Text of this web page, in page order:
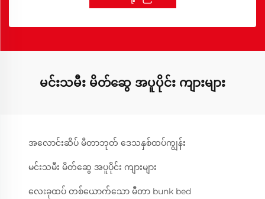
မင်းသမီး မိတ်ဆွေ အပူပိုင်း ကျားများ
အလောင်းဆိပ် မီတာဘုတ် ဒေသနှစ်ထပ်ကျွန်း
မင်းသမီး မိတ်ဆွေ အပူပိုင်း ကျားများ
လေးခုထပ် တစ်ယောက်သော မီတာ bunk bed